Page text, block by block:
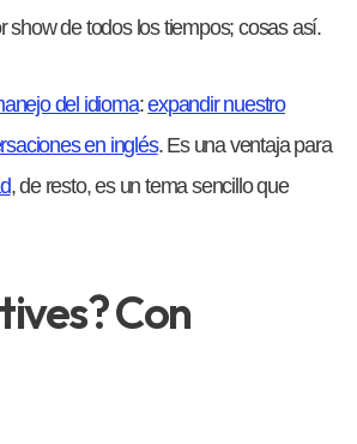
show de todos los tiempos; cosas así.
del idioma:expandir nuestro
en inglés. Es una ventaja para
, de resto, es un tema sencillo que
Con